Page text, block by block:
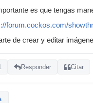
es que tengas
forum.cockos.com/
de crear y editar
Responder Citar